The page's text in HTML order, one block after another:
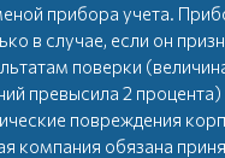
прибора учета.
в случае, если он
поверки
превысила 2
повреждения
компания обязана